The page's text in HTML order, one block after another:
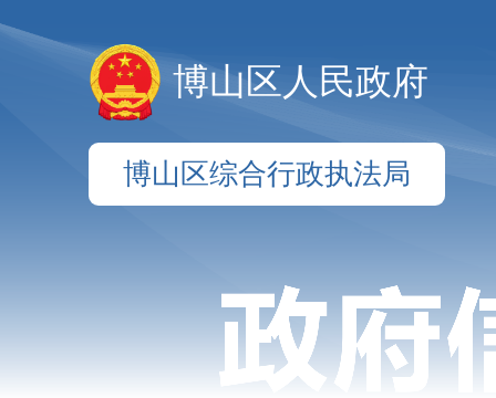
博山区人民政府
博山区综合行政执法局